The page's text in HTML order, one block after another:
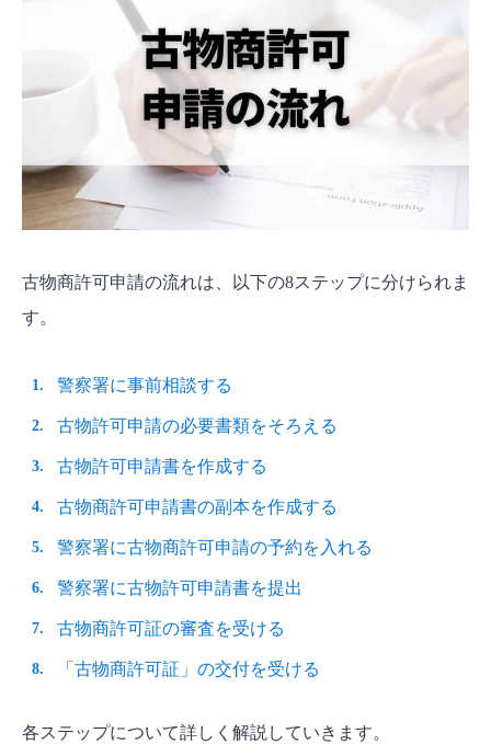
古物商許可申請の流れは、以下の8ステップに分けられま
す。
警察署に事前相談する
古物許可申請の必要書類をそろえる
古物許可申請書を作成する
古物商許可申請書の副本を作成する
警察署に古物商許可申請の予約を入れる
警察署に古物許可申請書を提出
古物商許可証の審査を受ける
「古物商許可証」の交付を受ける
各ステップについて詳しく解説していきます。